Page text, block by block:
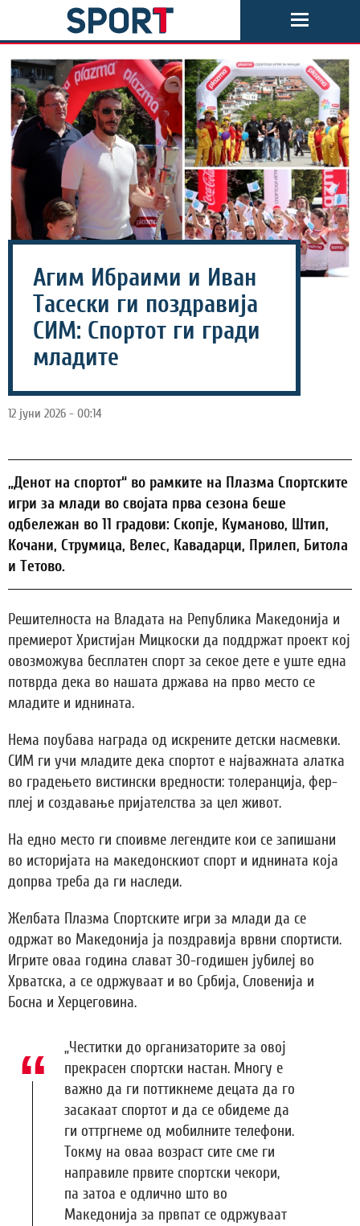
Агим Ибраими и Иван
Тасески ги поздравија
СИМ: Спортот ги гради
младите
12 јуни 2026 - 00:14
„Денот на спортот“ во рамките на Плазма Спортските
игри за млади во својата прва сезона беше
одбележан во 11 градови: Скопје, Куманово, Штип,
Кочани, Струмица, Велес, Кавадарци, Прилеп, Битола
и Тетово.
Решителноста на Владата на Република Македонија и
премиерот Христијан Мицкоски да поддржат проект кој
овозможува бесплатен спорт за секое дете е уште една
потврда дека во нашата држава на прво место се
младите и иднината.
Нема поубава награда од искрените детски насмевки.
СИМ ги учи младите дека спортот е најважната алатка
во градењето вистински вредности: толеранција, фер-
плеј и создавање пријателства за цел живот.
На едно место ги споивме легендите кои се запишани
во историјата на македонскиот спорт и иднината која
допрва треба да ги наследи.
Желбата Плазма Спортските игри за млади да се
одржат во Македонија ја поздравија врвни спортисти.
Игрите оваа година слават 30-годишен јубилеј во
Хрватска, а се одржуваат и во Србија, Словенија и
Босна и Херцеговина.
„Честитки до организаторите за овој
прекрасен спортски настан. Многу е
важно да ги поттикнеме децата да го
засакаат спортот и да се обидеме да
ги оттргнеме од мобилните телефони.
Токму на оваа возраст сите сме ги
направиле првите спортски чекори,
па затоа е одлично што во
Македонија за првпат се одржуваат